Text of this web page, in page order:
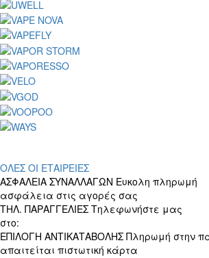
ΟΛΕΣ ΟΙ ΕΤΑΙΡΕΙΕΣ
ΑΣΦΑΛΕΙΑ ΣΥΝΑΛΛΑΓΩΝ Ευκολη πληρωμή
ασφάλεια στις αγορές σας
ΤΗΛ. ΠΑΡΑΓΓΕΛΙΕΣ Τηλεφωνήστε μας
στο:
ΕΠΙΛΟΓΗ ΑΝΤΙΚΑΤΑΒΟΛΗΣ Πληρωμή στην
απαιτείται πιστωτική κάρτα